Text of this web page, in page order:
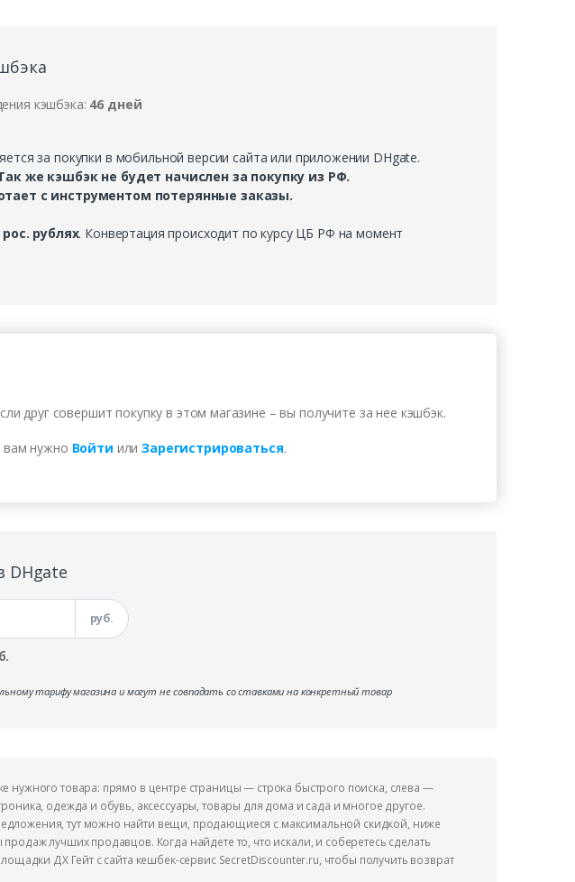
кэшбэка: 46 дней
за покупки в мобильной версии сайта или приложении DHgate.
же кэшбэк не будет начислен за покупку из РФ.
с инструментом потерянные заказы.
рос. рублях. Конвертация происходит по курсу ЦБ РФ на момент
друг совершит покупку в этом магазине – вы получите за нее кэшбэк.
вам нужно Войти илиЗарегистрироваться.
DHgate
руб.
тарифу магазина и могут не совпадать со ставками на конкретный товар
нужного товара: прямо в центре страницы — строка быстрого поиска, слева —
одежда и обувь, аксессуары, товары для дома и сада и многое другое.
тут можно найти вещи, продающиеся с максимальной скидкой, ниже
лучших продавцов. Когда найдете то, что искали, и соберетесь сделать
ДХ Гейт с сайта кешбек-сервис SecretDiscounter.ru, чтобы получить возврат